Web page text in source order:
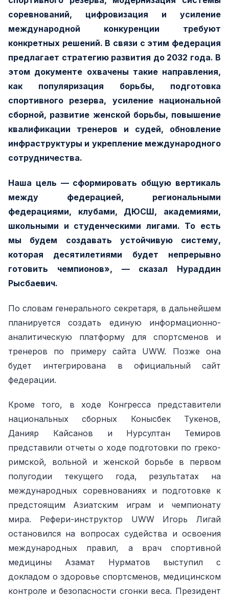
соревнований, цифровизация и усиление
международной конкуренции требуют
конкретных решений. В связи с этим федерация
предлагает стратегию развития до 2032 года. В
этом документе охвачены такие направления,
как популяризация борьбы, подготовка
спортивного резерва, усиление национальной
сборной, развитие женской борьбы, повышение
квалификации тренеров и судей, обновление
инфраструктуры и укрепление международного
сотрудничества.
Наша цель — сформировать общую вертикаль
между федерацией, региональными
федерациями, клубами, ДЮСШ, академиями,
школьными и студенческими лигами. То есть
мы будем создавать устойчивую систему,
которая десятилетиями будет непрерывно
готовить чемпионов», — сказал Нураддин
Рысбаевич.
По словам генерального секретаря, в дальнейшем
планируется создать единую информационно-
аналитическую платформу для спортсменов и
тренеров по примеру сайта UWW. Позже она
будет интегрирована в официальный сайт
федерации.
Кроме того, в ходе Конгресса представители
национальных сборных Конысбек Тукенов,
Данияр Кайсанов и Нурсултан Темиров
представили отчеты о ходе подготовки по греко-
римской, вольной и женской борьбе в первом
полугодии текущего года, результатах на
международных соревнованиях и подготовке к
предстоящим Азиатским играм и чемпионату
мира. Рефери-инструктор UWW Игорь Лигай
остановился на вопросах судейства и освоения
международных правил, а врач спортивной
медицины Азамат Нурматов выступил с
докладом о здоровье спортсменов, медицинском
контроле и безопасности сгонки веса. Президент